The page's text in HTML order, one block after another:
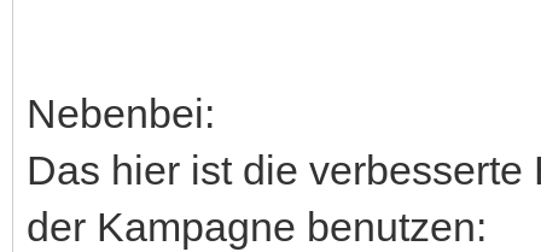
Nebenbei:
Das hier ist die
der Kampagne benutzen: